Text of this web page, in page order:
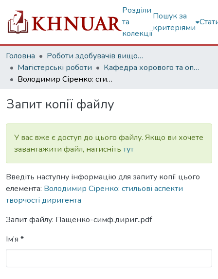
Розділи
та
колекції
Пошук за
критеріями
Головна
Роботи здобувачів вищої освіти
Магістерські роботи
Кафедра хорового та оперно - симфонічного диригування
Володимир Сіренко: стильові аспекти творчості диригента
Запит копії файлу
У вас вже є доступ до цього файлу. Якщо ви хочете
завантажити файл, натисніть тут
Введіть наступну інформацію для запиту копії цього
елемента: Володимир Сіренко: стильові аспекти
творчості диригента
Запит файлу: Пащенко-симф.дириг..pdf
Ім’я *